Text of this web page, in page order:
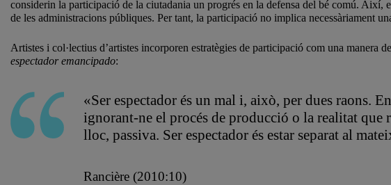
considerin la participació de la ciutadania un progrés en la defensa del bé comú. Així,
de les administracions públiques. Per tant, la participació no implica necessàriament
Artistes i col·lectius d’artistes incorporen estratègies de participació com una manera
espectador emancipado:
«Ser espectador és un mal i, això, per dues raons.
ignorant-ne el procés de producció o la realitat que
lloc, passiva. Ser espectador és estar separat al
Rancière (2010:10)